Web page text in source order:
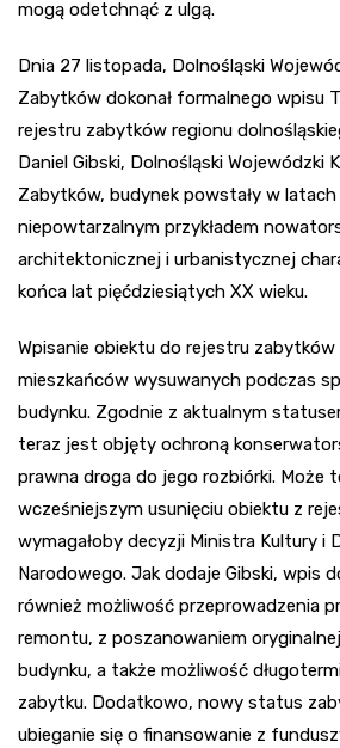
mogą odetchnąć z ulgą.
Dnia 27 listopada, Dolnośląski
Zabytków dokonał formalnego wpisu
rejestru zabytków regionu
Daniel Gibski, Dolnośląski Wojewódzki
Zabytków, budynek powstały w
niepowtarzalnym przykładem
architektonicznej i urbanistycznej
końca lat pięćdziesiątych XX wieku.
Wpisanie obiektu do rejestru zabytków
mieszkańców wysuwanych podczas
budynku. Zgodnie z aktualnym
teraz jest objęty ochroną
prawna droga do jego rozbiórki. Może
wcześniejszym usunięciu obiektu z
wymagałoby decyzji Ministra Kultury i
Narodowego. Jak dodaje Gibski, wpis
również możliwość przeprowadzenia
remontu, z poszanowaniem
budynku, a także możliwość
zabytku. Dodatkowo, nowy status
ubieganie się o finansowanie z